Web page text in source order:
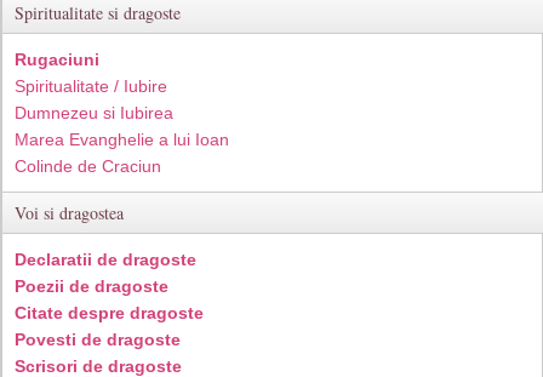
Spiritualitate si dragoste
Rugaciuni
Spiritualitate / Iubire
Dumnezeu si Iubirea
Marea Evanghelie a lui Ioan
Colinde de Craciun
Voi si dragostea
Declaratii de dragoste
Poezii de dragoste
Citate despre dragoste
Povesti de dragoste
Scrisori de dragoste